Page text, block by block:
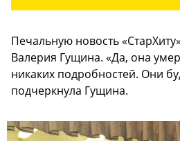
Печальную новость
Валерия Гущина. «Да, она
никаких подробностей. Они
подчеркнула Гущина.